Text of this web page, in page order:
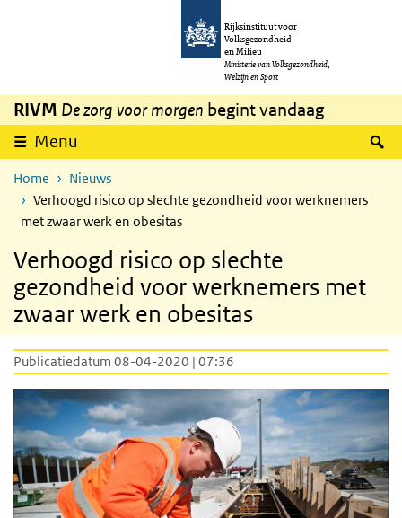
Overslaan en naar de inhoud gaan
Rijksinstituut voor
Volksgezondheid
en Milieu
Ministerie van Volksgezondheid,
Welzijn en Sport
RIVM De zorg voor morgen begint vandaag
Menu
Home
Nieuws
Verhoogd risico op slechte gezondheid voor werknemers
met zwaar werk en obesitas
Verhoogd risico op slechte
gezondheid voor werknemers met
zwaar werk en obesitas
Publicatiedatum 08-04-2020 | 07:36